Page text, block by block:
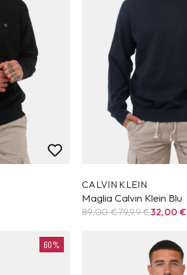
CALVIN KLEIN
Maglia Calvin Klein Blu
89,00 €79,99€32,00 €
60%